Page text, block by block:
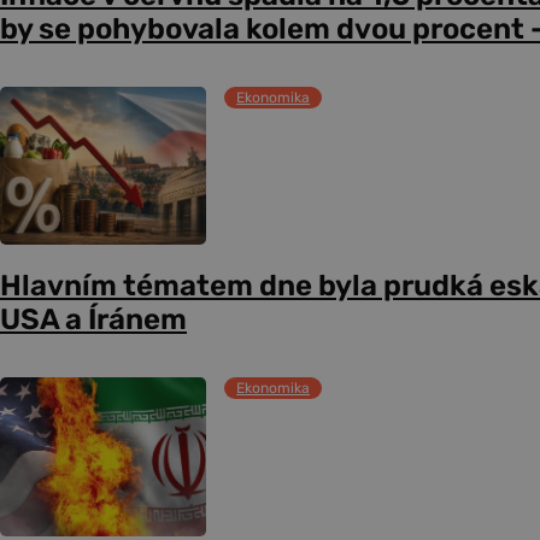
by se pohybovala kolem dvou procent
Ekonomika
Hlavním tématem dne byla prudká
USA a Íránem
Ekonomika